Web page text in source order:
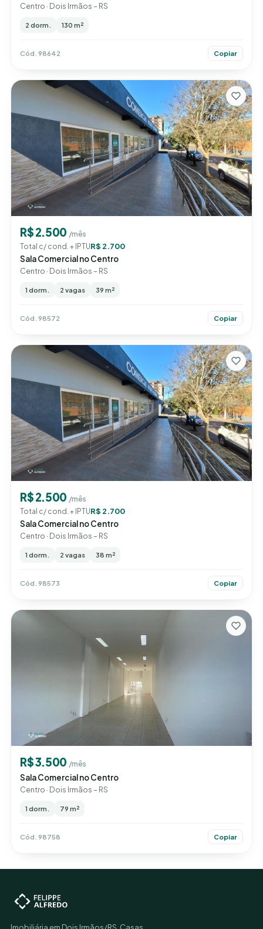
Centro · Dois Irmãos – RS
2 dorm. 130 m²
Cód. 98642 Copiar
R$ 2.500 /mês
Total c/ cond. + IPTUR$ 2.700
Sala Comercial no Centro
Centro · Dois Irmãos – RS
1 dorm. 2 vagas 39 m²
Cód. 98572 Copiar
R$ 2.500 /mês
Total c/ cond. + IPTUR$ 2.700
Sala Comercial no Centro
Centro · Dois Irmãos – RS
1 dorm. 2 vagas 38 m²
Cód. 98573 Copiar
R$ 3.500 /mês
Sala Comercial no Centro
Centro · Dois Irmãos – RS
1 dorm. 79 m²
Cód. 98758 Copiar